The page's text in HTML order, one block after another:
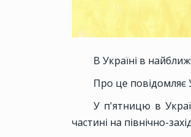
В Україні в
Про це повідомляє
У п'ятницю в
частині на північно-